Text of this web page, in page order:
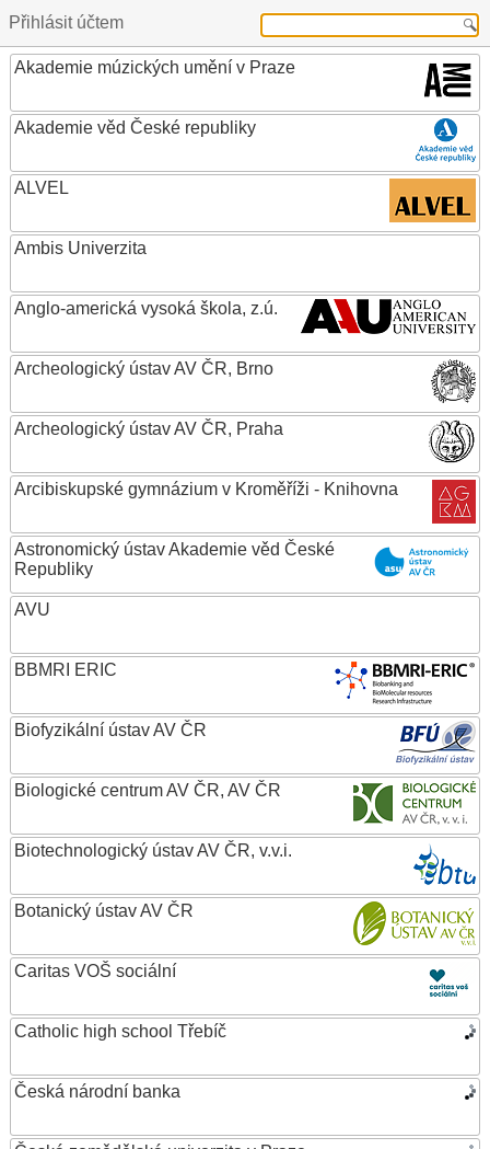
Přihlásit účtem
Akademie múzických umění v Praze
Akademie věd České republiky
ALVEL
Ambis Univerzita
Anglo-americká vysoká škola, z.ú.
Archeologický ústav AV ČR, Brno
Archeologický ústav AV ČR, Praha
Arcibiskupské gymnázium v Kroměříži - Knihovna
Astronomický ústav Akademie věd České
Republiky
AVU
BBMRI ERIC
Biofyzikální ústav AV ČR
Biologické centrum AV ČR, AV ČR
Biotechnologický ústav AV ČR, v.v.i.
Botanický ústav AV ČR
Caritas VOŠ sociální
Catholic high school Třebíč
Česká národní banka